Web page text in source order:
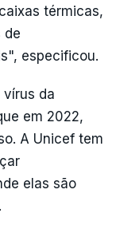
térmicas,
de
especificou.
vírus da
em 2022,
A Unicef tem
elas são